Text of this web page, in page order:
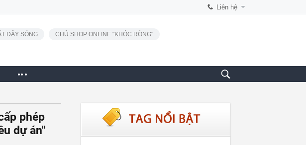
Liên hệ
DẬY SÓNG CHỦ SHOP ONLINE "KHÓC RÒNG"
phép
dự án"